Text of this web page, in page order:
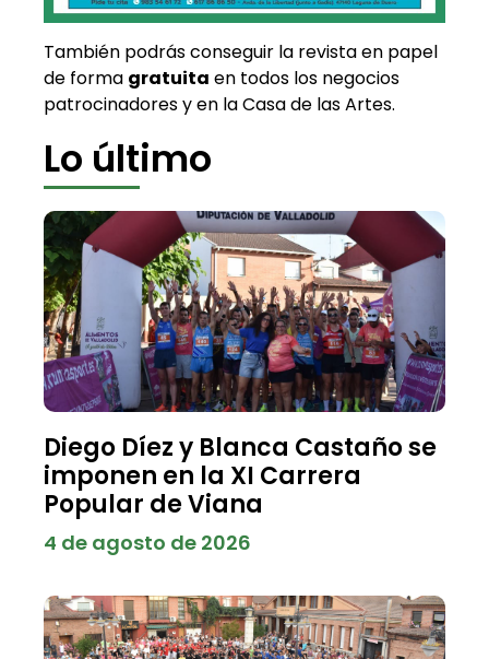
También podrás conseguir la revista en papel
de forma gratuita en todos los negocios
patrocinadores y en la Casa de las Artes.
Lo último
Diego Díez y Blanca Castaño se
imponen en la XI Carrera
Popular de Viana
4 de agosto de 2026